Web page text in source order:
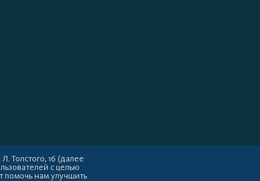
Толстого, 16 (далее
с целью
помочь нам улучшить